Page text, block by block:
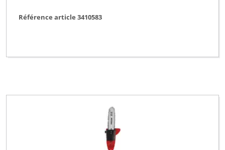
Référence article 3410583